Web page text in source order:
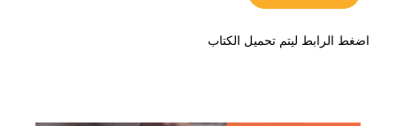
اضغط الرابط ليتم تحميل الكتاب